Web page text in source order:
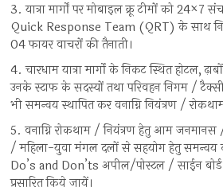
3. यात्रा मार्गों पर मोबाइल क्रू टीमों को 24×7
Quick Response Team (QRT) के साथ
04 फायर वाचरों की तैनाती।
4. चारधाम यात्रा मार्गों के निकट स्थित होटल,
उनके स्टाफ के सदस्यों तथा परिवहन निगम /
भी समन्वय स्थापित कर वनाग्नि नियंत्रण /
5. वनाग्नि रोकथाम / नियंत्रण हेतु आम जनमानस
/ महिला-युवा मंगल दलों से सहयोग हेतु
Do’s and Don’ts अपील/पोस्टल / साईन
प्रसारित किये जायें।